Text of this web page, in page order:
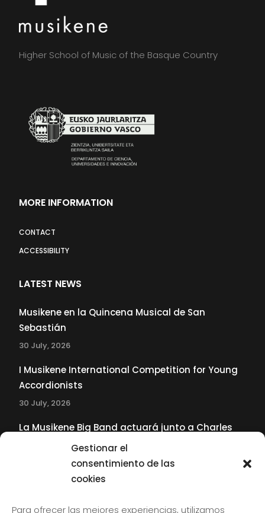
Gestionar el
consentimiento de las
cookies
Para ofrecer las mejores experiencias, utilizamos
Higher School of Music of the Basque Country
MORE INFORMATION
CONTACT
ACCESSIBILITY
LATEST NEWS
Musikene en la Quincena Musical de San
Sebastián
30 July, 2026
I Musikene International Competition for Young
Accordionists
30 July, 2026
La Musikene Big Band actuará junto a Charles
Tolliver en el 61 Jazzaldia